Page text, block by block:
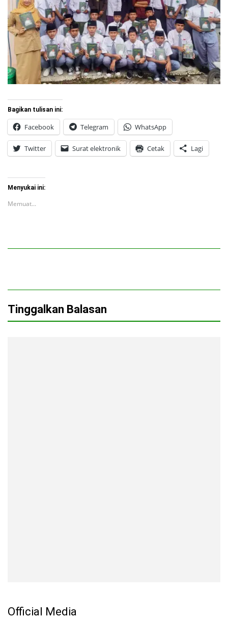
Bagikan tulisan ini:
Facebook Telegram WhatsApp
Twitter Surat elektronik Cetak Lagi
Menyukai ini:
Memuat...
Tinggalkan Balasan
Official Media